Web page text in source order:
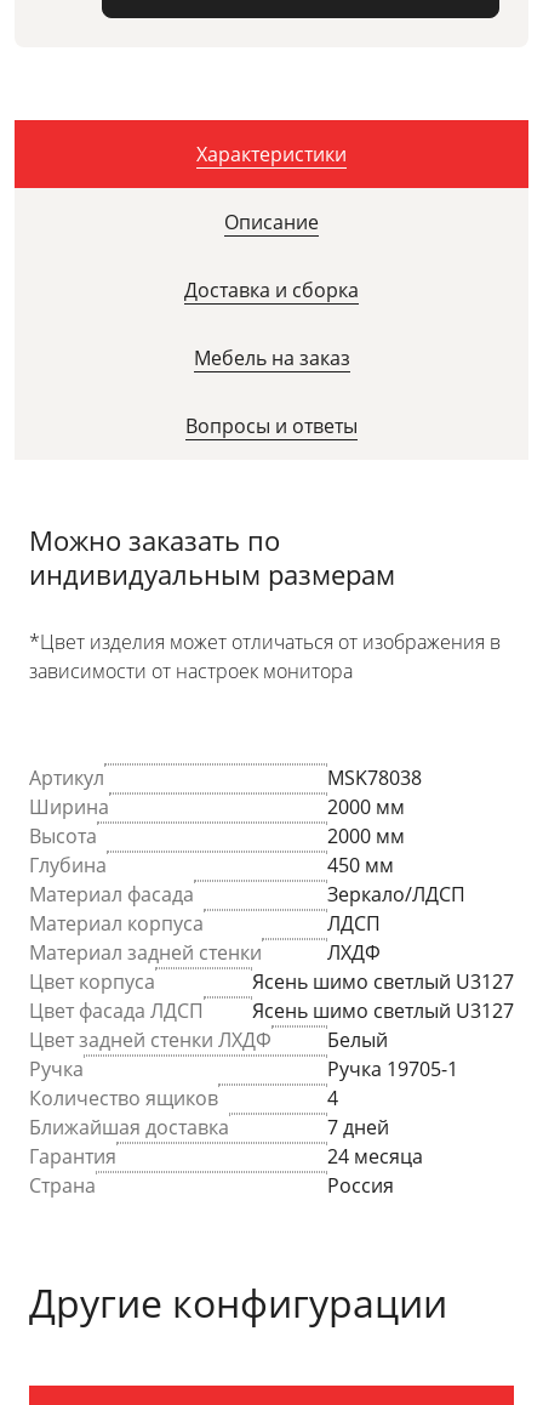
Характеристики
Описание
Доставка и сборка
Мебель на заказ
Вопросы и ответы
Можно заказать по
индивидуальным размерам
*Цвет изделия может отличаться от изображения в
зависимости от настроек монитора
Артикул
MSK78038
Ширина
2000 мм
Высота
2000 мм
Глубина
450 мм
Материал фасада
Зеркало/ЛДСП
Материал корпуса
ЛДСП
Материал задней стенки
ЛХДФ
Цвет корпуса
Ясень шимо светлый U3127
Цвет фасада ЛДСП
Ясень шимо светлый U3127
Цвет задней стенки ЛХДФ
Белый
Ручка
Ручка 19705-1
Количество ящиков
4
Ближайшая доставка
7 дней
Гарантия
24 месяца
Страна
Россия
Другие конфигурации